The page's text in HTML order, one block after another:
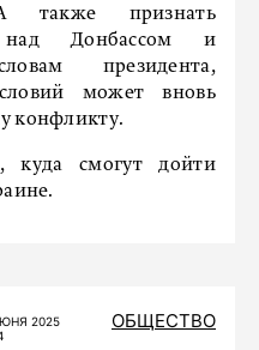
также признать
над Донбассом и
президента,
может вновь
конфликту.
куда смогут дойти
2025
ОБЩЕСТВО